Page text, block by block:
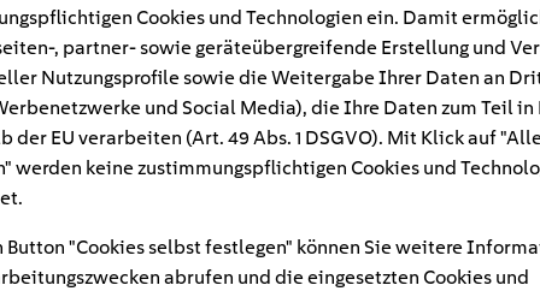
#
titel
Cookies und Technologien ein. Damit
, partner- sowie geräteübergreifende Erstellung und
Nutzungsprofile sowie die Weitergabe Ihrer Daten an
und Social Media), die Ihre Daten zum Teil in
der EU verarbeiten (Art. 49 Abs. 1 DSGVO). Mit Klick auf
werden keine zustimmungspflichtigen Cookies und
Button "Cookies selbst festlegen" können Sie weitere
abrufen und die eingesetzten Cookies und